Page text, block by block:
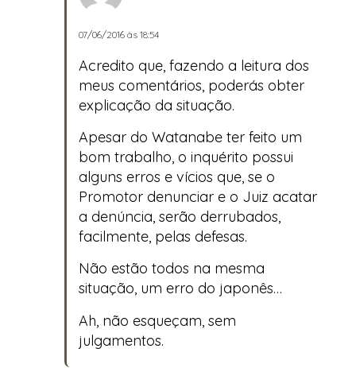
07/06/2016 às 18:54
Acredito que, fazendo a leitura dos
meus comentários, poderás obter
explicação da situação.
Apesar do Watanabe ter feito um
bom trabalho, o inquérito possui
alguns erros e vícios que, se o
Promotor denunciar e o Juiz acatar
a denúncia, serão derrubados,
facilmente, pelas defesas.
Não estão todos na mesma
situação, um erro do japonês…
Ah, não esqueçam, sem
julgamentos.